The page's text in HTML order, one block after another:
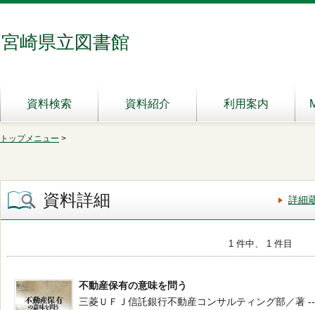
宮崎県立図書館
資料検索 資料紹介 利用案内
トップメニュー >
資料詳細 詳細
1 件中、 1 件目
不動産保有の意味を問う
三菱ＵＦＪ信託銀行不動産コンサルティング部／著